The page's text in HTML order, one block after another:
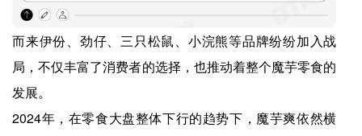
而来伊份、劲仔、三只松鼠、小浣熊等品牌纷纷加入战
局，不仅丰富了消费者的选择，也推动着整个魔芋零食的
发展。
2024年，在零食大盘整体下行的趋势下，魔芋爽依然横